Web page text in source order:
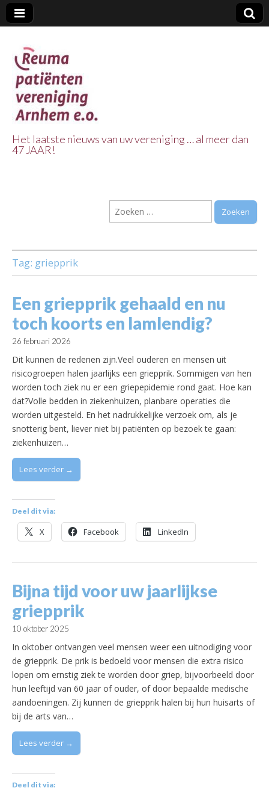
Vereniging
Arnhem e.o.
Het laatste nieuws van uw vereniging … al meer dan
47 JAAR!
Zoeken
naar:
Tag: griepprik
Een griepprik gehaald en nu
toch koorts en lamlendig?
26 februari 2026
Dit kunnen de redenen zijn.Veel ouderen en mensen uit
risicogroepen halen jaarlijks een griepprik. Sommigen van hen
worden toch ziek nu er een griepepidemie rond gaat. Hoe kan
dat?Volle bedden in ziekenhuizen, planbare operaties die
worden uitgesteld. En het nadrukkelijke verzoek om, als je
snotterig bent, liever niet bij patiënten op bezoek te gaan:
ziekenhuizen…
Lees verder →
Deel dit via:
X Facebook LinkedIn
Bijna tijd voor uw jaarlijkse
griepprik
10 oktober 2025
In oktober ontvangen veel mensen weer een uitnodiging voor
de griepprik. De prik is bedoeld voor mensen die extra risico
lopen om ernstig ziek te worden door griep, bijvoorbeeld door
hun leeftijd van 60 jaar of ouder, of door bepaalde medische
aandoeningen. Zij kunnen de griepprik halen bij hun huisarts of
bij de arts van…
Lees verder →
Deel dit via: